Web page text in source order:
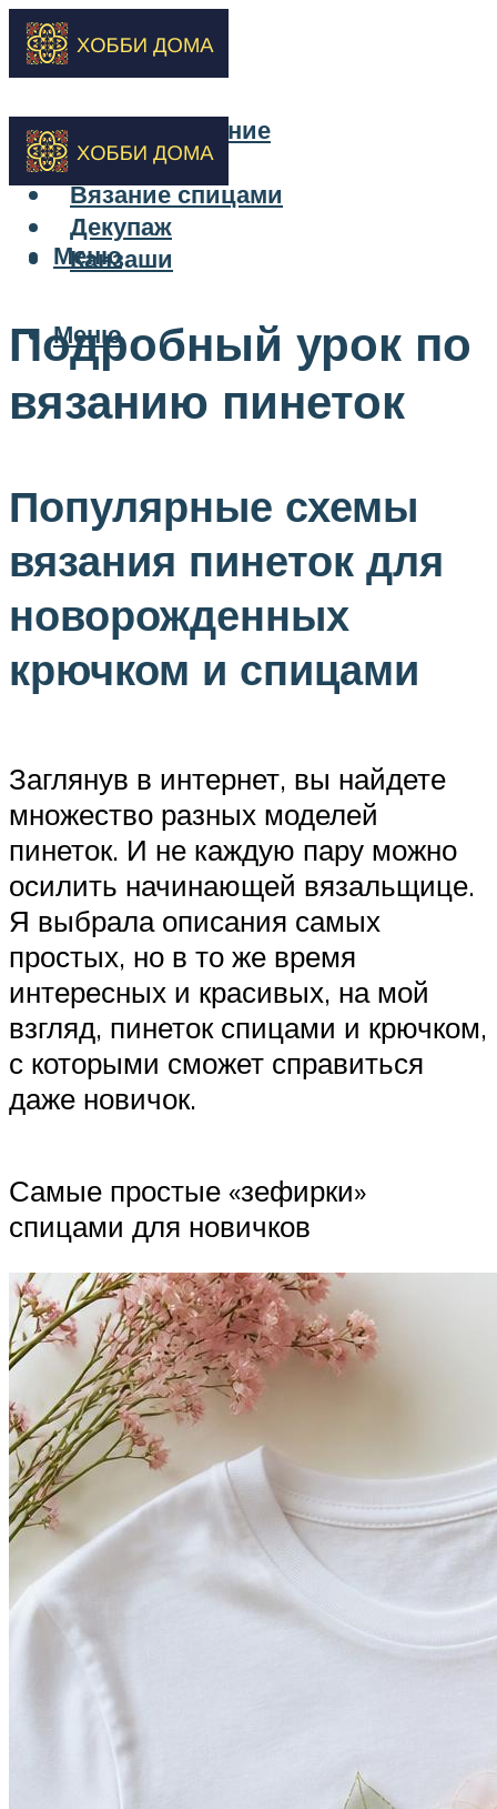
Бисероплетение
Вышивка
Вязание спицами
Декупаж
Канзаши
Меню
Меню
Подробный урок по
вязанию пинеток
Популярные схемы
вязания пинеток для
новорожденных
крючком и спицами
Заглянув в интернет, вы найдете
множество разных моделей
пинеток. И не каждую пару можно
осилить начинающей вязальщице.
Я выбрала описания самых
простых, но в то же время
интересных и красивых, на мой
взгляд, пинеток спицами и крючком,
с которыми сможет справиться
даже новичок.
Самые простые «зефирки»
спицами для новичков